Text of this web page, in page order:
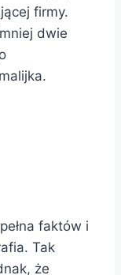
firmy.
dwie
faktów i
Tak
że